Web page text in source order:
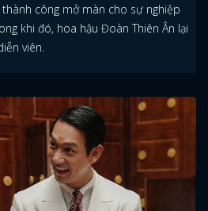
thành công mở màn cho sự nghiệp
khi đó, hoa hậu Đoàn Thiên Ân lại
viên.